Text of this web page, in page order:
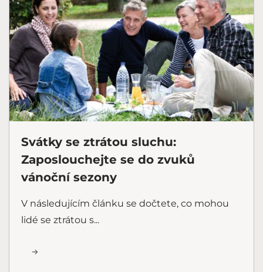
Svátky se ztrátou sluchu:
Zaposlouchejte se do zvuků
vánoční sezony
V následujícím článku se dočtete, co mohou
lidé se ztrátou s...